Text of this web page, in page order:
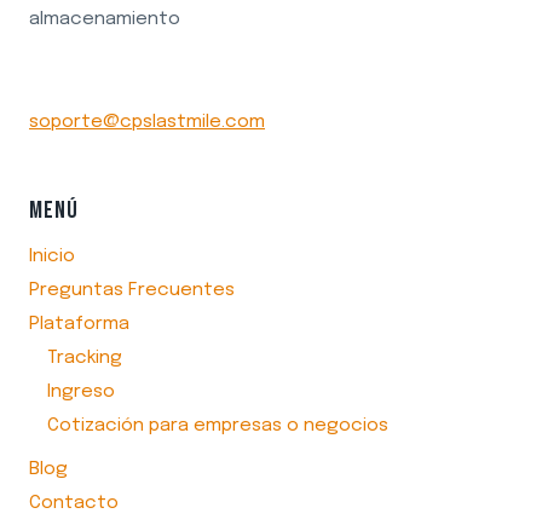
almacenamiento
soporte@cpslastmile.com
MENÚ
Inicio
Preguntas Frecuentes
Plataforma
Tracking
Ingreso
Cotización para empresas o negocios
Blog
Contacto